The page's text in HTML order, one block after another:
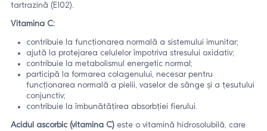
tartrazină (E102).
Vitamina C:
contribuie la funcționarea normală a sistemului imunitar;
ajută la protejarea celulelor împotriva stresului oxidativ;
contribuie la metabolismul energetic normal;
participă la formarea colagenului, necesar pentru
funcționarea normală a pielii, vaselor de sânge și a țesutului
conjunctiv;
contribuie la îmbunătățirea absorbției fierului.
Acidul ascorbic (vitamina C)este o vitamină hidrosolubilă, care